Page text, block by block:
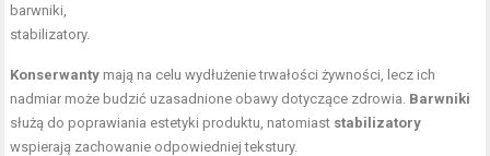
barwniki,
stabilizatory.
Konserwanty mają na celu wydłużenie trwałości żywności, lecz ich
nadmiar może budzić uzasadnione obawy dotyczące zdrowia. Barwniki
służą do poprawiania estetyki produktu, natomiast stabilizatory
wspierają zachowanie odpowiedniej tekstury.